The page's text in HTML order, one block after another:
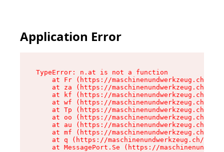
Application Error
TypeError: n.at is not a function
at Fr (https://maschinenundwerkzeug.ch/
at za (https://maschinenundwerkzeug.ch/
at kf (https://maschinenundwerkzeug.ch/
at wf (https://maschinenundwerkzeug.ch/
at Tp (https://maschinenundwerkzeug.ch/
at oo (https://maschinenundwerkzeug.ch/
at au (https://maschinenundwerkzeug.ch/
at mf (https://maschinenundwerkzeug.ch/
at q (https://maschinenundwerkzeug.ch/
at MessagePort.Se (https://